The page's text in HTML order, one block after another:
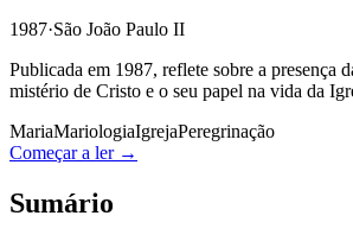
1987·São João Paulo II
Publicada em 1987, reflete sobre a presença
mistério de Cristo e o seu papel na vida da
MariaMariologiaIgrejaPeregrinação
Começar a ler →
Sumário